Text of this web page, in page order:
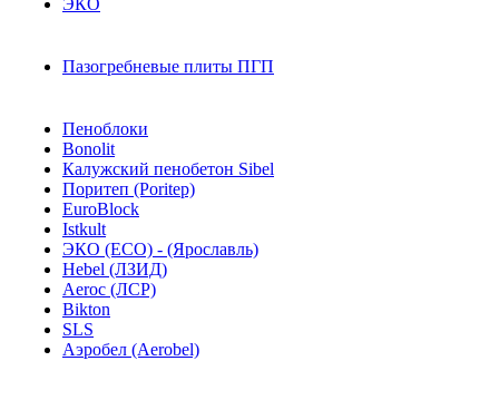
Пазогребневые плиты ПГП
Пеноблоки
Bonolit
Калужский пенобетон Sibel
Поритеп (Poritep)
EuroBlock
Istkult
ЭКО (ECO) - (Ярославль)
Hebel (ЛЗИД)
Aeroc (ЛСР)
Bikton
SLS
Аэробел (Aerobel)